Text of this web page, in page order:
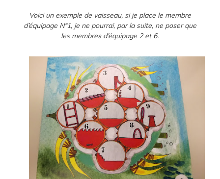
Voici un exemple de vaisseau, si je place le membre
d’équipage N°1, je ne pourrai, par la suite, ne poser que
les membres d’équipage 2 et 6.